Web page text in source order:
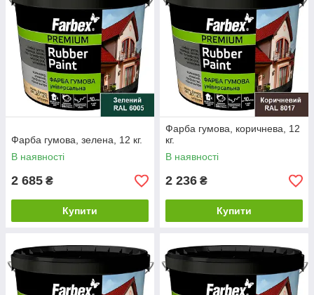
Фарба гумова, зелена, 12 кг.
В наявності
2 685 ₴
Купити
Фарба гумова, коричнева, 12
кг.
В наявності
2 236 ₴
Купити